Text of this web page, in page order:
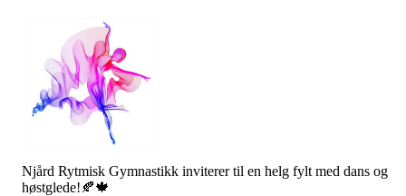
Njård Rytmisk Gymnastikk inviterer til en helg fylt med dans og
høstglede!🍂🍁